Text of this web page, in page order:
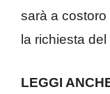
sarà a
la richiesta del
LEGGI